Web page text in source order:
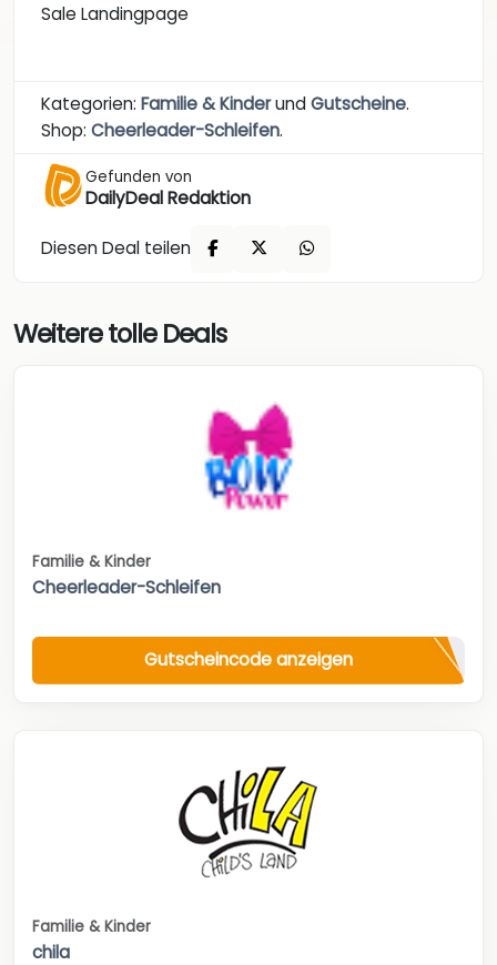
Sale Landingpage
Kategorien: Familie & KinderundGutscheine.
Shop: Cheerleader-Schleifen.
Gefunden von
DailyDeal Redaktion
Diesen Deal teilen
Weitere tolle Deals
Familie & Kinder
Cheerleader-Schleifen
Gutscheincode anzeigen
Familie & Kinder
chila